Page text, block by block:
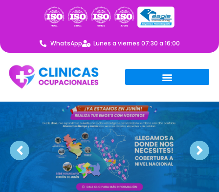
WhatsApp Lunes a viernes 07:30 a 16:00